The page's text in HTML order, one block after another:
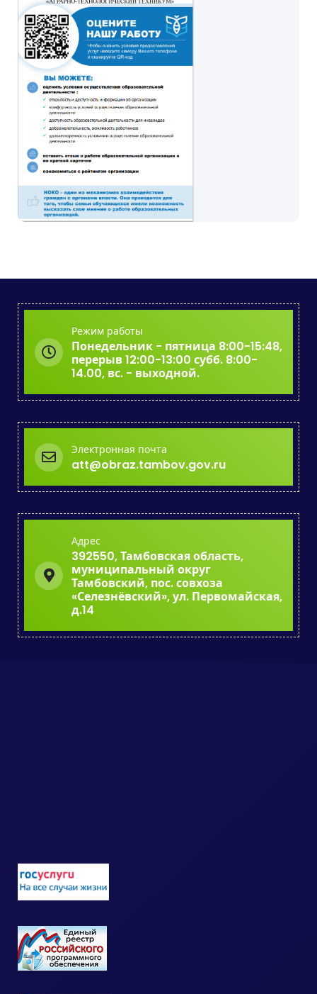
Режим работы
Понедельник - пятница 8:00-15:48,
перерыв 12:00-13:00 субб. 8:00-
14.00, вс. - выходной.
Электронная почта
att@obraz.tambov.gov.ru
Адрес
392550, Тамбовская область,
муниципальный округ
Тамбовский, пос. совхоза
«Селезнёвский», ул. Первомайская,
д.14